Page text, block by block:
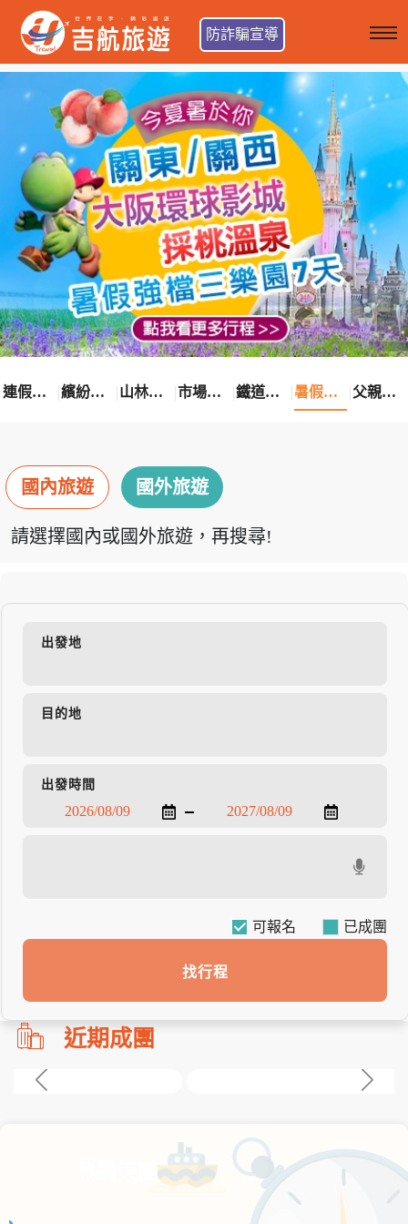
防詐騙宣導
連假卡位趣 繽紛花漾季 山林輕旅行 市場最低價 鐵道觀光之旅 暑假熱賣中 父親節優惠
國內旅遊 國外旅遊
請選擇國內或國外旅遊，再搜尋!
出發地
目的地
出發時間
可報名
找行程
刪!!
近期成團
熱銷天團